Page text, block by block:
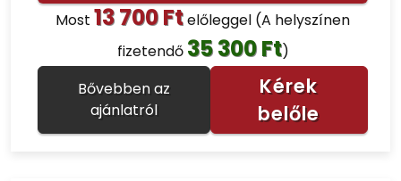
Most 13 700 Ftelőleggel (A helyszínen
fizetendő 35 300 Ft)
Bővebben az
ajánlatról
Kérek
belőle